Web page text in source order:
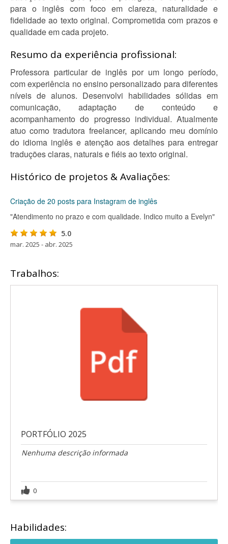
para o inglês com foco em clareza, naturalidade e
fidelidade ao texto original. Comprometida com prazos e
qualidade em cada projeto.
Resumo da experiência profissional:
Professora particular de inglês por um longo período,
com experiência no ensino personalizado para diferentes
níveis de alunos. Desenvolvi habilidades sólidas em
comunicação, adaptação de conteúdo e
acompanhamento do progresso individual. Atualmente
atuo como tradutora freelancer, aplicando meu domínio
do idioma inglês e atenção aos detalhes para entregar
traduções claras, naturais e fiéis ao texto original.
Histórico de projetos & Avaliações:
Criação de 20 posts para Instagram de inglês
"Atendimento no prazo e com qualidade. Indico muito a Evelyn"
5.0
mar. 2025 - abr. 2025
Trabalhos:
PORTFÓLIO 2025
Nenhuma descrição informada
0
Habilidades: